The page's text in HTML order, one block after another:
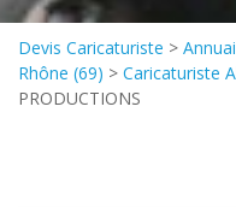
Devis Caricaturiste >
Rhône (69) > Caricaturiste
PRODUCTIONS